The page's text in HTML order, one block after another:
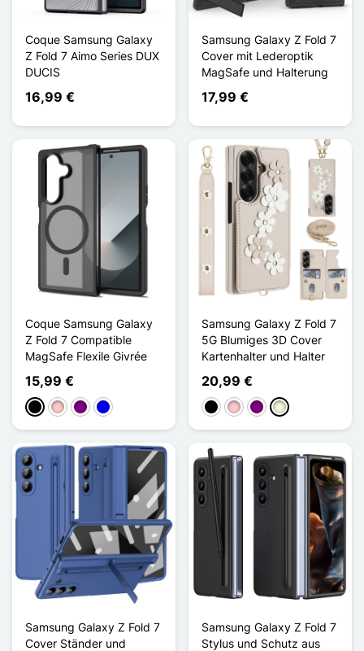
Coque Samsung Galaxy
Z Fold 7 Aimo Series DUX
DUCIS
16,99 €
Samsung Galaxy Z Fold 7
Cover mit Lederoptik
MagSafe und Halterung
17,99 €
Coque Samsung Galaxy
Z Fold 7 Compatible
MagSafe Flexile Givrée
15,99 €
Schwarz
PinkViolettBlau
Samsung Galaxy Z Fold 7
5G Blumiges 3D Cover
Kartenhalter und Halter
20,99 €
Schwarz
PinkViolettBeige
Samsung Galaxy Z Fold 7
Cover Ständer und
Samsung Galaxy Z Fold 7
Stylus und Schutz aus